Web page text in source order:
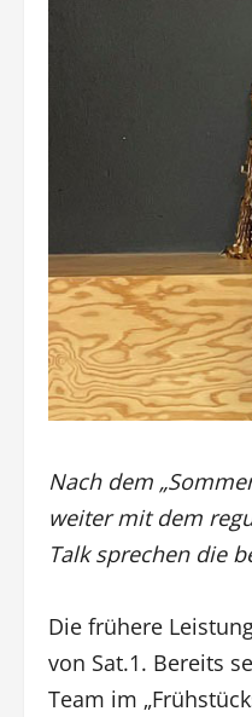
Nach dem
weiter mit dem
Talk sprechen die
Die frühere
von Sat.1. Bereits
Team im